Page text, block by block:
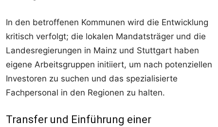
In den betroffenen Kommunen wird die Entwicklung
kritisch verfolgt; die lokalen Mandatsträger und die
Landesregierungen in Mainz und Stuttgart haben
eigene Arbeitsgruppen initiiert, um nach potenziellen
Investoren zu suchen und das spezialisierte
Fachpersonal in den Regionen zu halten.
Transfer und Einführung einer